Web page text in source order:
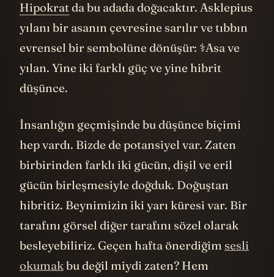
Hipokratda bu adada doğacaktır. Asklepius
yılanı bir asanın çevresine sarılır ve tıbbın
evrensel bir sembolüne dönüşür: ⚕Asa ve
yılan. Yine iki farklı güç ve yine hibrit
düşünce.
İnsanlığın geçmişinde bu düşünce biçimi
hep vardı. Bizde de potansiyel var. Zaten
birbirinden farklı iki gücün, dişil ve eril
gücün birleşmesiyle doğduk. Doğuştan
hibritiz. Beynimizin iki yarı küresi var. Bir
tarafını görsel diğer tarafını sözel olarak
besleyebiliriz. Geçen hafta önerdiğim sesli
okumakbu değil miydi zaten? Hem